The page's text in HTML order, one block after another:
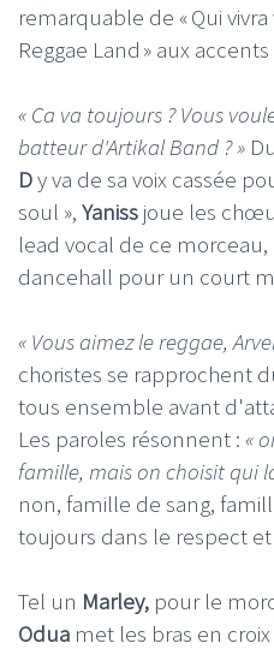
remarquable de « Qui vivra
Reggae Land » aux
« Ca va toujours ? Vous
batteur d'Artikal Band ? »
Dy va de sa voix cassée
soul », Yaniss joue les
lead vocal de ce
dancehall pour un court
« Vous aimez le reggae,
choristes se rapprochent
tous ensemble avant
Les paroles résonnent : «
famille, mais on choisit qui
non, famille de sang,
toujours dans le respect
Tel un Marley, pour le
Odua met les bras en